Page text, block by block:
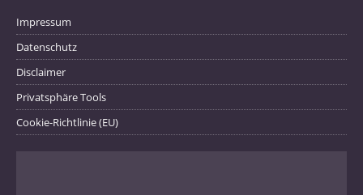
Impressum
Datenschutz
Disclaimer
Privatsphäre Tools
Cookie-Richtlinie (EU)